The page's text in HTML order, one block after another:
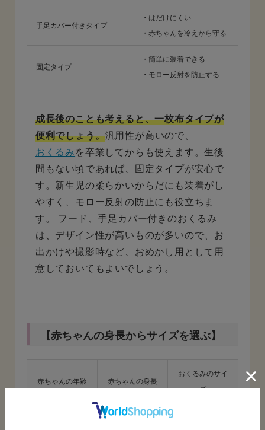
手足カバー付きタイプ
・はだけにくい
・赤ちゃんを冷えから守る
固定タイプ
・簡単に装着できる
・モロー反射を防止する
成長後のことも考えると、一枚布タイプが
便利でしょう。汎用性が高いので、
おくるみを卒業してからも使えます。生後
間もない頃であれば、固定タイプが安心で
す。新生児の柔らかいからだにも装着がし
やすく、モロー反射の防止にも役立ちま
す。 フード、手足カバー付きのおくるみ
は、デザイン性が高いものが多いので、お
出かけや撮影時など、おめかし用として用
意しておいてもよいでしょう。
【赤ちゃんの身長からサイズを選ぶ】
赤ちゃんの年齢 赤ちゃんの身長
おくるみのサイ
ズ
50cm前後